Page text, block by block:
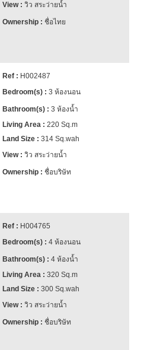
วิว สระว่ายน้ำ
ชื่อไทย
H002487
3 ห้องนอน
3 ห้องน้ำ
220 Sq.m
314 Sq.wah
วิว สระว่ายน้ำ
ชื่อบริษัท
H004765
4 ห้องนอน
4 ห้องน้ำ
320 Sq.m
300 Sq.wah
วิว สระว่ายน้ำ
ชื่อบริษัท